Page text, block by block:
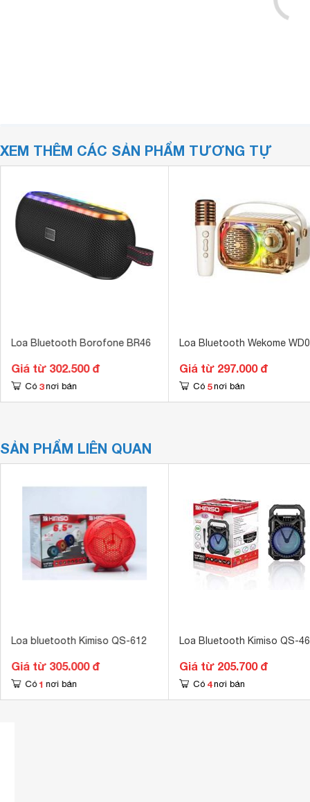
XEM THÊM CÁC SẢN PHẨM TƯƠNG TỰ
Loa Bluetooth Borofone BR46
Giá từ 302.500 đ
Có 3 nơi bán
Loa Bluetooth Wekome
Giá từ 297.000 đ
Có 5 nơi bán
SẢN PHẨM LIÊN QUAN
Loa bluetooth Kimiso QS-612
Giá từ 305.000 đ
Có 1 nơi bán
Loa Bluetooth Kimiso QS-
Giá từ 205.700 đ
Có 4 nơi bán